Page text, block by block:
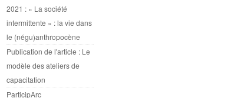
2021 : « La société
intermittente » : la vie dans
le (négu)anthropocène
Publication de l'article : Le
modèle des ateliers de
capacitation
ParticipArc